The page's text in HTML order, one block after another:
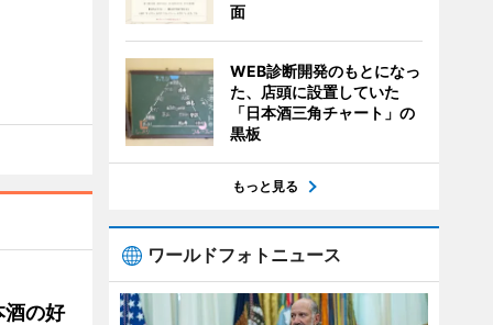
の好
面
WEB診断開発のもとになっ
た、店頭に設置していた
「日本酒三角チャート」の
黒板
もっと見る
ワールドフォトニュース